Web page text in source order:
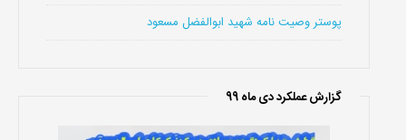
پوستر وصیت نامه شهید ابوالفضل مسعود
گزارش عملکرد دی ماه 99